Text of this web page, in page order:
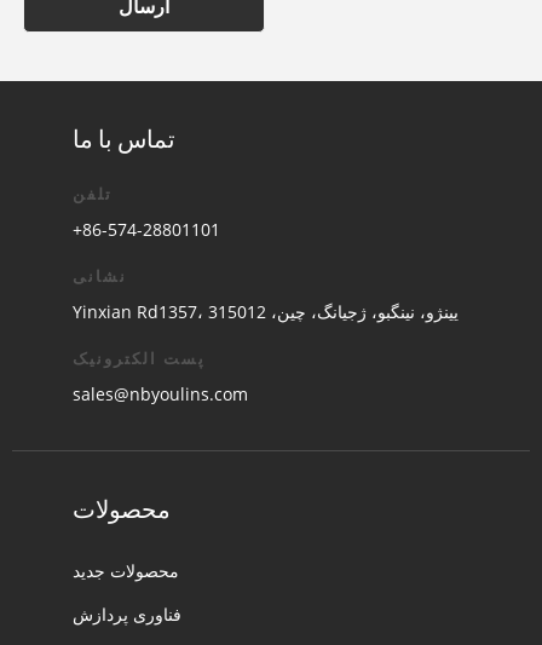
ارسال
تماس با ما
تلفن
+86-574-28801101
نشانی
Yinxian Rd1357، یینژو، نینگبو، ژجیانگ، چین، 315012
پست الکترونیک
sales@nbyoulins.com
محصولات
محصولات جدید
فناوری پردازش